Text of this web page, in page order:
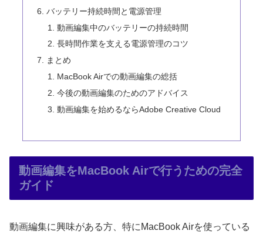
バッテリー持続時間と電源管理
動画編集中のバッテリーの持続時間
長時間作業を支える電源管理のコツ
まとめ
MacBook Airでの動画編集の総括
今後の動画編集のためのアドバイス
動画編集を始めるならAdobe Creative Cloud
動画編集をMacBook Airで行うための完全
ガイド
動画編集に興味がある方、特にMacBook Airを使っている